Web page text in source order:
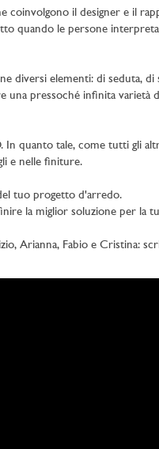
coinvolgono il designer e il
quando le persone
diversi elementi: di seduta, di
pressoché infinita varietà
In quanto tale, come tutti gli
e nelle finiture.
tuo progetto d'arredo.
la miglior soluzione per la
Arianna, Fabio e Cristina: